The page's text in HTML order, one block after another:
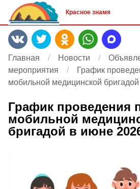
Красное знамя
Главная Новости
мероприятия
График
мобильной медицинской
График проведения
мобильной
бригадой в июне